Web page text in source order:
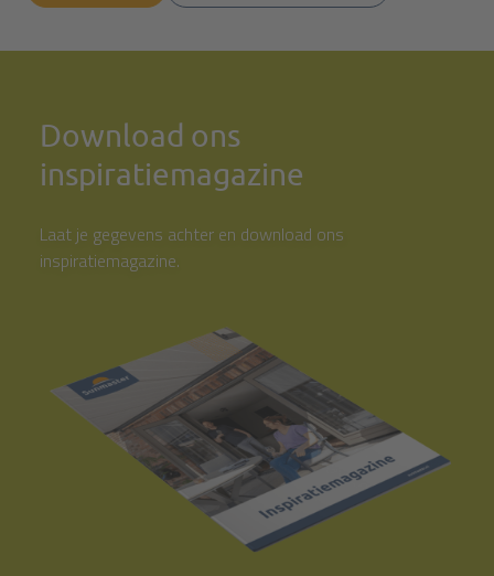
Download ons
inspiratiemagazine
Laat je gegevens achter en download ons
inspiratiemagazine.